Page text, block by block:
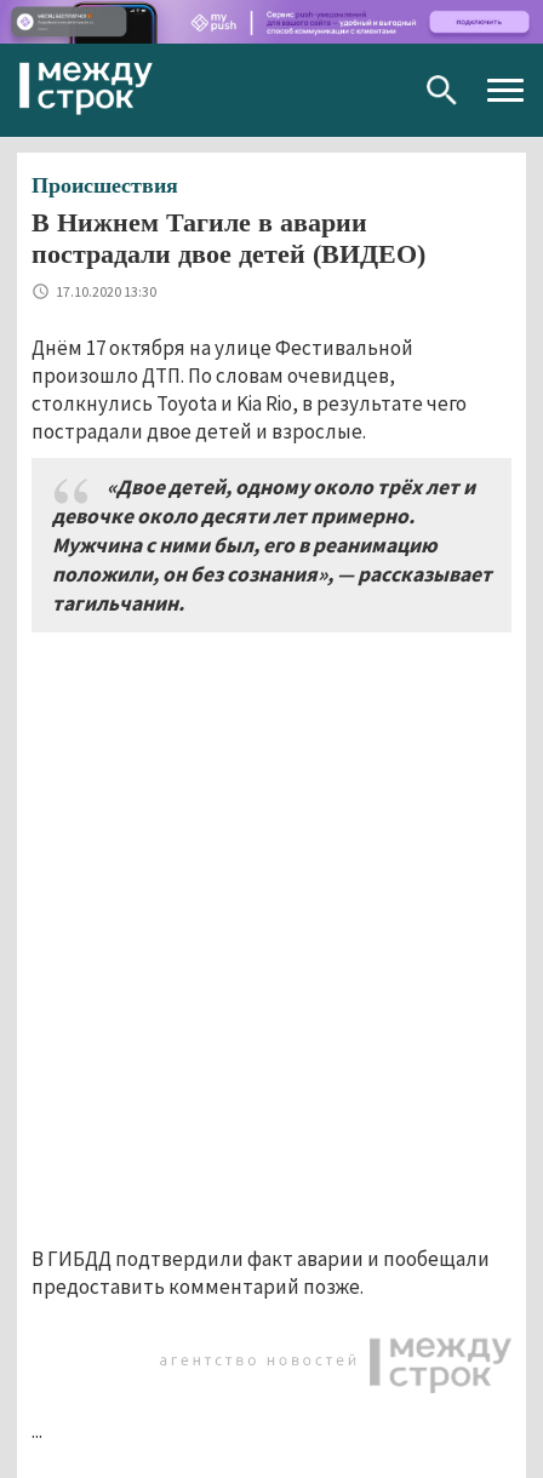
Происшествия
В Нижнем Тагиле в аварии
пострадали двое детей (ВИДЕО)
17.10.2020 13:30
Днём 17 октября на улице Фестивальной
произошло ДТП. По словам очевидцев,
столкнулись Toyota и Kia Rio, в результате чего
пострадали двое детей и взрослые.
«Двое детей, одному около трёх лет и
девочке около десяти лет примерно.
Мужчина с ними был, его в реанимацию
положили, он без сознания», — рассказывает
тагильчанин.
В ГИБДД подтвердили факт аварии и пообещали
предоставить комментарий позже.
...